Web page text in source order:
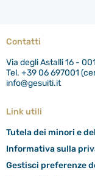
Contatti
Via degli Astalli 16 -
Tel. +39 06 697001
info@gesuiti.it
Link utili
Tutela dei minori e
Informativa sulla
Gestisci preferenze